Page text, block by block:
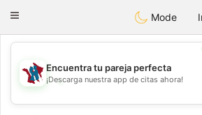
JTaimerais
Toggle
Mode
💖
Encuentra tu pareja perfecta
¡Descarga nuestra app de citas ahora!